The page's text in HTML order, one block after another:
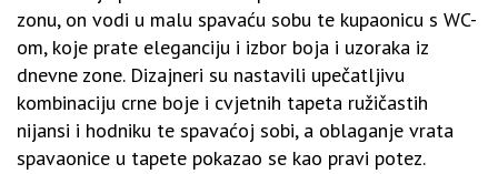
zonu, on vodi u malu spavaću sobu te kupaonicu s WC-
om, koje prate eleganciju i izbor boja i uzoraka iz
dnevne zone. Dizajneri su nastavili upečatljivu
kombinaciju crne boje i cvjetnih tapeta ružičastih
nijansi i hodniku te spavaćoj sobi, a oblaganje vrata
spavaonice u tapete pokazao se kao pravi potez.